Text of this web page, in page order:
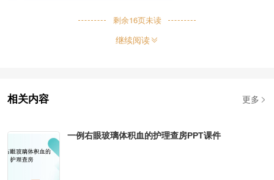
剩余16页未读
继续阅读
相关内容 更多
一例右眼玻璃体积血的护理查房PPT课件